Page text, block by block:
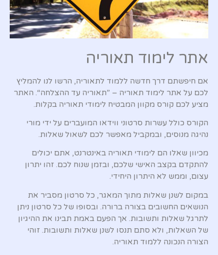
אתר לימוד תאוריה
אם חיפשתם דרך חדשה ללמוד לתאוריה, הרשו לנו להמליץ
לכם על אתר לימוד תאוריה – ”תאוריה עד ההצלחה“. האתר
מציע לכם קורס מקוון המבטיח לימודי תאוריה בקלות.
הקורס כולל עשרות סרטוני ווידאו המועברים על ידי מורי
נהיגה מנוסים, ובמקביל מאפשר לכם לשאול שאלות.
מכיוון שאלו הם לימודי תאוריה באינטרנט, אתם יכולים
להתקדם בקצב האישי שלכם, ובזמן שנוח לכם. זהו יתרון
עצום, וממש לא היתרון היחידי.
במקום לשנן שאלות מתוך המאגר, כל סרטון מסביר את
הנושאים החשובים בצורה ברורה. ובסופו של כל סרטון ניתן
לתרגל שאלות ותשובות. אך הפעם באמת תבינו את ההיגיון
של השאלות, ולא סתם תנסו לשנן שאלות ותשובות. זוהי
הצורה הנכונה ללמוד תאוריה.